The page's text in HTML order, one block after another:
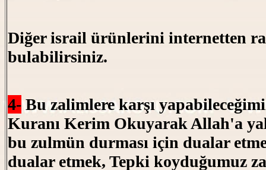
Diğer israil ürünlerini internetten
bulabilirsiniz.
4-Bu zalimlere karşı
Kuranı Kerim Okuyarak Allah'a
bu zulmün durması için dualar
dualar etmek, Tepki koyduğumuz